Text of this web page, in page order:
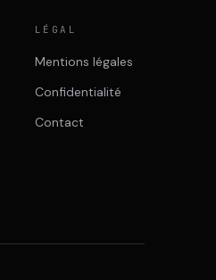
LÉGAL
Mentions légales
Confidentialité
Contact